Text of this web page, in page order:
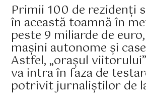
Primii 100 de rezidenți
în această toamnă în
peste 9 miliarde de
mașini autonome și
Astfel, „orașul
va intra în faza de
potrivit jurnaliștilor de